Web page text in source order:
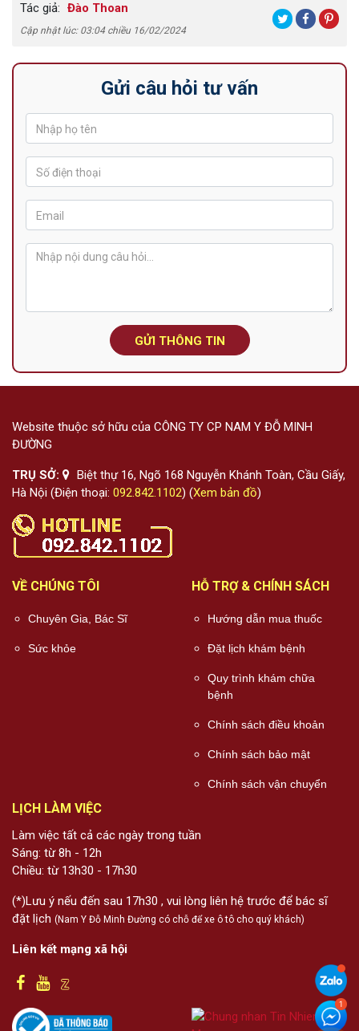
Tác giả: Đào Thoan
Cập nhật lúc: 03:04 chiều 16/02/2024
Gửi câu hỏi tư vấn
GỬI THÔNG TIN
Website thuộc sở hữu của CÔNG TY CP NAM Y ĐỖ MINH
ĐƯỜNG
TRỤ SỞ:
Biệt thự 16, Ngõ 168 Nguyễn Khánh Toàn, Cầu Giấy,
Hà Nội (Điện thoại: 092.842.1102) (Xem bản đồ)
VỀ CHÚNG TÔI
Chuyên Gia, Bác Sĩ
Sức khỏe
HỖ TRỢ & CHÍNH SÁCH
Hướng dẫn mua thuốc
Đặt lịch khám bệnh
Quy trình khám chữa
bệnh
Chính sách điều khoản
Chính sách bảo mật
Chính sách vận chuyển
LỊCH LÀM VIỆC
Làm việc tất cả các ngày trong tuần
Sáng: từ 8h - 12h
Chiều: từ 13h30 - 17h30
(*)Lưu ý nếu đến sau 17h30 , vui lòng liên hệ trước để bác sĩ
đặt lịch (Nam Y Đỗ Minh Đường có chỗ để xe ô tô cho quý khách)
Liên kết mạng xã hội